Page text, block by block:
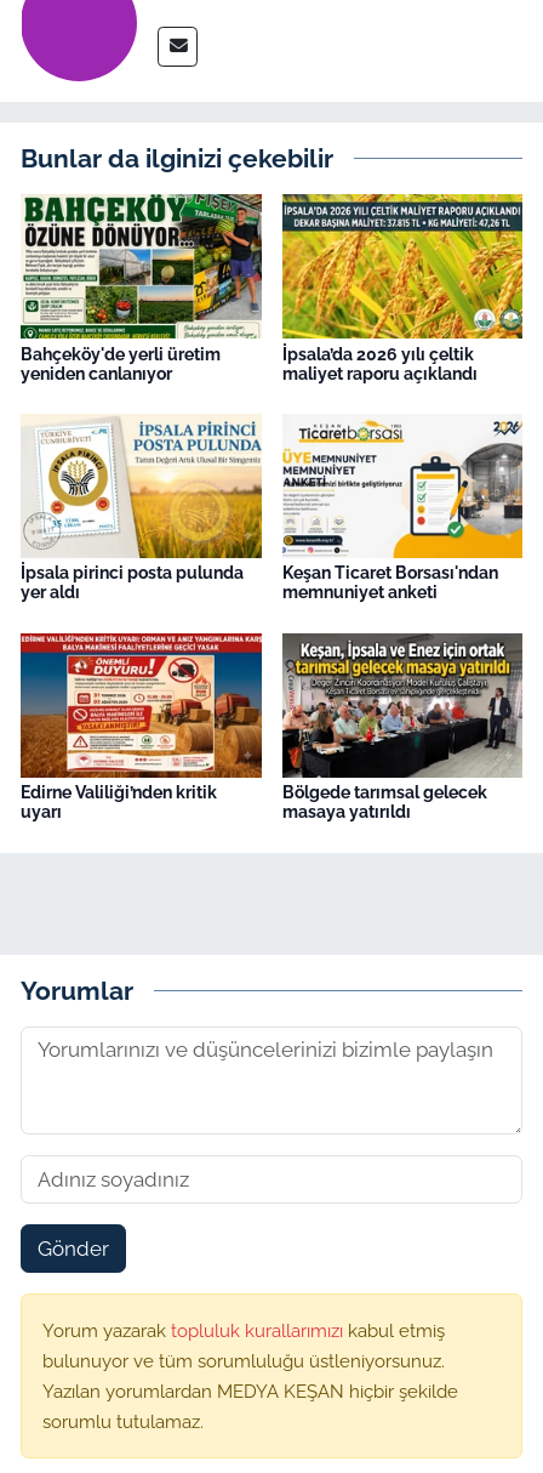
Bunlar da ilginizi çekebilir
Bahçeköy'de yerli üretim
yeniden canlanıyor
İpsala’da 2026 yılı çeltik
maliyet raporu açıklandı
İpsala pirinci posta pulunda
yer aldı
Keşan Ticaret Borsası'ndan
memnuniyet anketi
Edirne Valiliği’nden kritik
uyarı
Bölgede tarımsal gelecek
masaya yatırıldı
Yorumlar
Gönder
Yorum yazarak topluluk kurallarımızı kabul etmiş
bulunuyor ve tüm sorumluluğu üstleniyorsunuz.
Yazılan yorumlardan MEDYA KEŞAN hiçbir şekilde
sorumlu tutulamaz.